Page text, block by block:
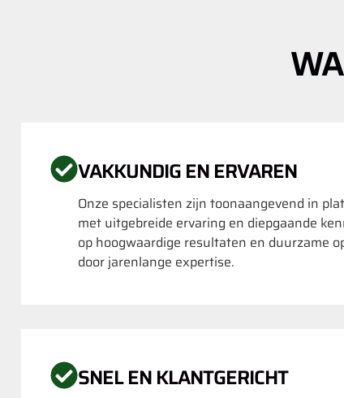
VAKKUNDIG EN ERVAREN
Onze specialisten zijn toonaangevend in
met uitgebreide ervaring en diepgaande
op hoogwaardige resultaten en duurzame
door jarenlange expertise.
SNEL EN KLANTGERICHT